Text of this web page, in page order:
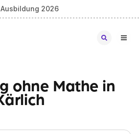
Ausbildung 2026
ohne Mathe in